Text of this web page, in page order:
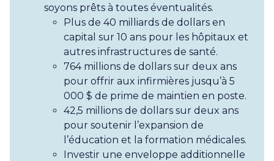
soyons prêts à toutes éventualités.
Plus de 40 milliards de dollars en
capital sur 10 ans pour les hôpitaux et
autres infrastructures de santé.
764 millions de dollars sur deux ans
pour offrir aux infirmières jusqu’à 5
000 $ de prime de maintien en poste.
42,5 millions de dollars sur deux ans
pour soutenir l’expansion de
l’éducation et la formation médicales.
Investir une enveloppe additionnelle